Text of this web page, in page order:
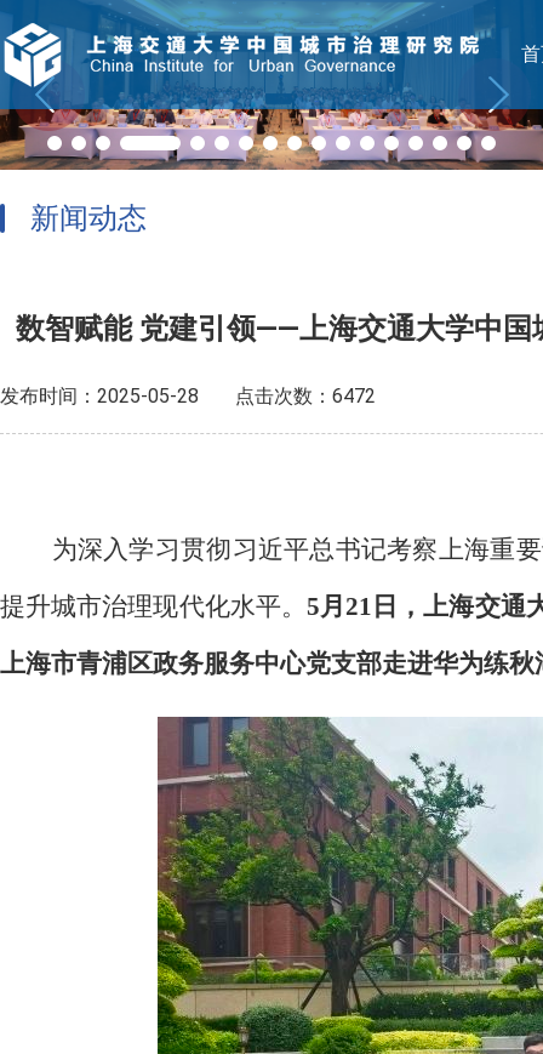
新闻动态
数智赋能 党建引领——上海交通大学中
发布时间：2025-05-28 点击次数：6472
为深入学习贯彻习近平总书记考察上海重
提升城市治理现代化水平。 5月21日，上海交通
上海市青浦区政务服务中心党支部走进华为练